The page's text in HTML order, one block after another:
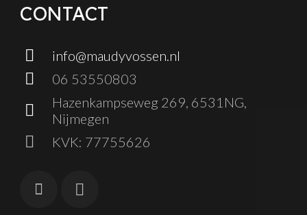
CONTACT
info@maudyvossen.nl
06 53550803
Hazenkampseweg 269, 6531NG,
Nijmegen
KVK: 77755626